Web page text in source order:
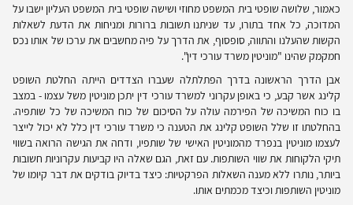
כאמור, שלושה שופטי בית המשפט מחוזי ושישה שופטי בית המשפט העליון ישבו על
המדוכה, כל אחד בתורו, עד שניתנו תשובות ברורות ומניחות את הדעת לשאלות
הקשות שהעלנו והתווה, סופסוף, את הדרך על פיה מחשבים את ערכו של אותו נכס
חמקמק שהינו "מוניטין משרד עורכי דין".
אבן הדרך הראשונה בדרך הפתלתלה שעברו הצדדים הייתה החלטת השופט
קלינג אשר קבע, כי באופן עקרוני למשרד עורכי דין יתכן מוניטין משל עצמו - במצב
בו כוח המשיכה של הפירמה עולה על הסיכום של כוח המשיכה של כל שותפיה.
בהחלטתו זו שלל השופט קלינג את הטענה כי משרד עורכי דין כלל לא יכול לייצר
לעצמו מוניטין בנפרד מהמוניטין האישי של שותפיו, ודחה את הגישה הרואה בשווי
תיקי הלקוחות את שווי השותפות. עם זאת, הגם שאלה היו קביעות עקרוניות חשובות
ביותר, נותרו ללא מענה השאלות הפרקטיות: כיצד בדיוק בודקים את דבר קיומו של
מוניטין השותפות וכיצד מכמתים אותו.